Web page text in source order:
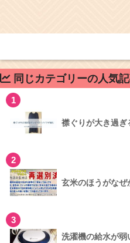
同じカテゴリーの人気
1
襟ぐりが大き過ぎ
2
玄米のほうがなぜ
3
洗濯機の給水が弱